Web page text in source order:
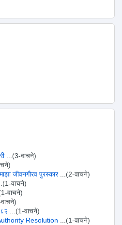
...(3-वाचने)
जीवनगौरव पुरस्कार
...(2-वाचने)
...(1-वाचने)
वाचने)
वाचने)
...(1-वाचने)
Resolution
...(1-वाचने)